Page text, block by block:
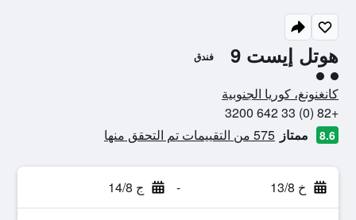
هوتل إيست 9 فندق
تقييم فئة 2
كانغنونغ، كوريا الجنوبية
+82 (0) 33 642 3200
8.6 ممتاز 575 من التقييمات تم التحقق منها
خ 13/8 - ج 14/8